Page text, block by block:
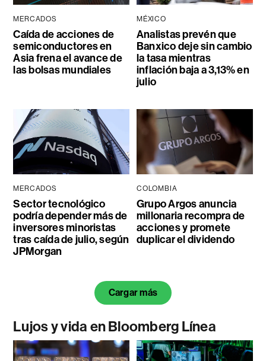
MERCADOS
Caída de acciones de
semiconductores en
Asia frena el avance de
las bolsas mundiales
MÉXICO
Analistas prevén que
Banxico deje sin cambio
la tasa mientras
inflación baja a 3,13% en
julio
MERCADOS
Sector tecnológico
podría depender más de
inversores minoristas
tras caída de julio, según
JPMorgan
COLOMBIA
Grupo Argos anuncia
millonaria recompra de
acciones y promete
duplicar el dividendo
Cargar más
Lujos y vida en Bloomberg Línea